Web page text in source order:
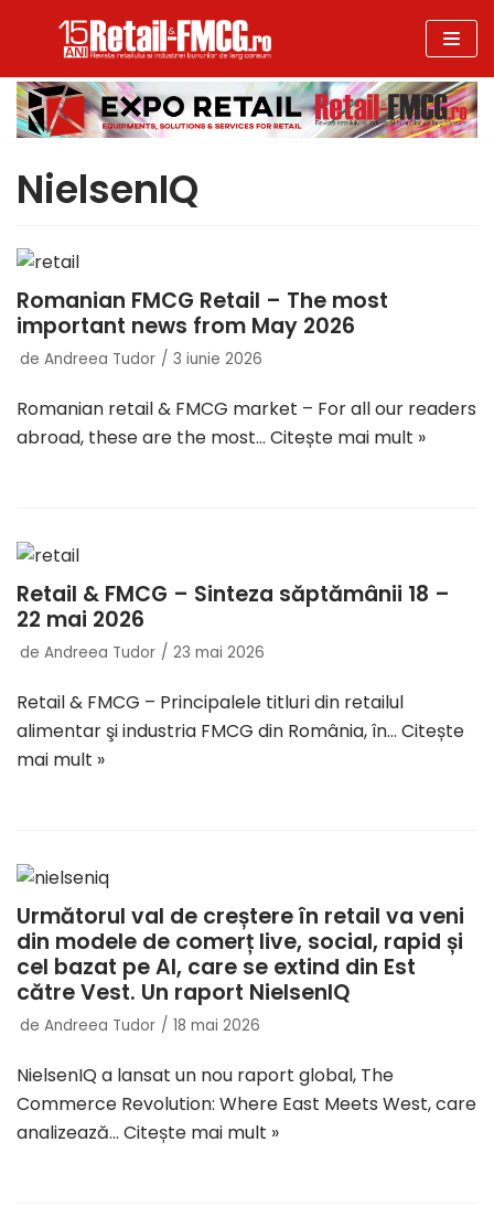
la
conținut
NielsenIQ
Romanian FMCG Retail – The most
important news from May 2026
de Andreea Tudor 3 iunie 2026
Romanian retail & FMCG market – For all our readers
abroad, these are the most… Citește mai mult »
Retail & FMCG – Sinteza săptămânii 18 –
22 mai 2026
de Andreea Tudor 23 mai 2026
Retail & FMCG – Principalele titluri din retailul
alimentar şi industria FMCG din România, în… Citește
mai mult »
Următorul val de creștere în retail va veni
din modele de comerț live, social, rapid și
cel bazat pe AI, care se extind din Est
către Vest. Un raport NielsenIQ
de Andreea Tudor 18 mai 2026
NielsenIQ a lansat un nou raport global, The
Commerce Revolution: Where East Meets West, care
analizează… Citește mai mult »